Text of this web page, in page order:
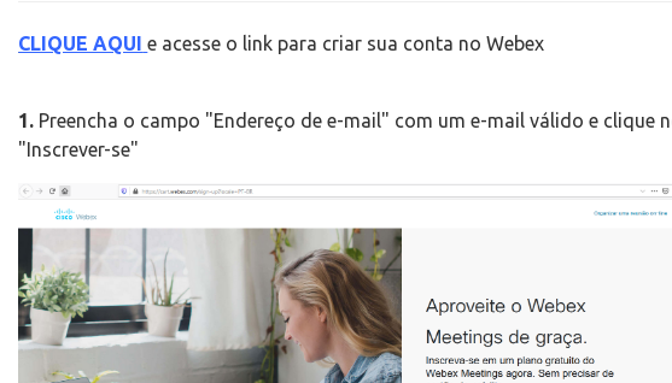
CLIQUE AQUI e acesse o link para criar sua conta no Webex
1. Preencha o campo "Endereço de e-mail" com um e-mail válido e clique
"Inscrever-se"